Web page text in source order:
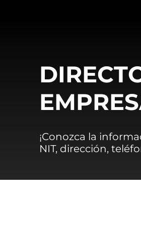
¡Conozca la
NIT, dirección,